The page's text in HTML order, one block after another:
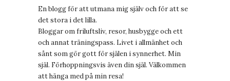
En blogg för att utmana mig själv och för att se
det stora i det lilla.
Bloggar om friluftsliv, resor, husbygge och ett
och annat träningspass. Livet i allmänhet och
sånt som gör gott för själen i synnerhet. Min
själ. Förhoppningsvis även din själ. Välkommen
att hänga med på min resa!